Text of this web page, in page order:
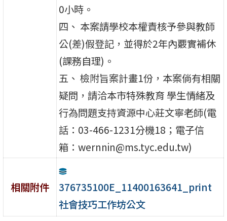
0小時。
四、 本案請學校本權責核予參與教師
公(差)假登記，並得於2年內覈實補休
(課務自理)。
五、 檢附旨案計畫1份，本案倘有相關
疑問，請洽本市特殊教育 學生情緒及
行為問題支持資源中心莊文寧老師(電
話：03-466-1231分機18；電子信
箱：wernnin@ms.tyc.edu.tw)
相關附件
376735100E_11400163641_print
社會技巧工作坊公文